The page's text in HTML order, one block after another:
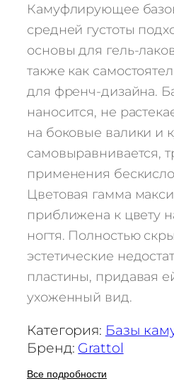
Камуфлирующее
средней густоты
основы для гель-
также как
для френч-дизайна.
наносится, не
на боковые валики и
самовыравнивается,
применения
Цветовая гамма
приближена к цвету
ногтя. Полностью
эстетические
пластины, придавая
ухоженный вид.
Категория: Базы
Бренд: Grattol
Все подробности